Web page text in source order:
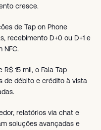
cresce.
de Tap on Phone
recebimento D+0 ou D+1 e
NFC.
15 mil, o Fala Tap
de débito e crédito à vista
relatórios via chat e
soluções avançadas e